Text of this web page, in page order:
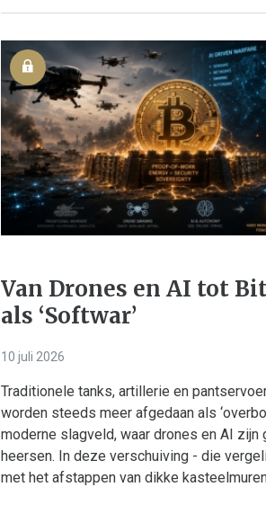
Van Drones en AI tot
als ‘Softwar’
10 juli 2026
Traditionele tanks, artillerie en
worden steeds meer afgedaan als
moderne slagveld, waar drones en AI zijn
heersen. In deze verschuiving - die
met het afstappen van dikke